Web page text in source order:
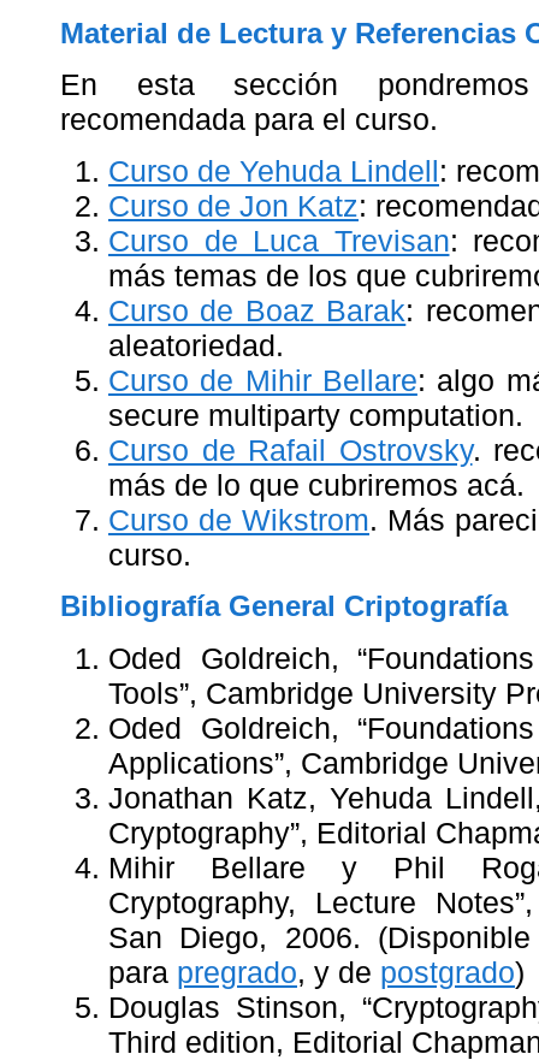
Material de Lectura y Referencias
En esta sección
recomendada para el curso.
Curso de Yehuda Lindell:
Curso de Jon Katz:
Curso de Luca Trevisan:
más temas de los que
Curso de Boaz Barak:
aleatoriedad.
Curso de Mihir Bellare: algo
secure multiparty computation.
Curso de Rafail Ostrovsky.
más de lo que cubriremos acá.
Curso de Wikstrom. Más
curso.
Bibliografía General Criptografía
Oded Goldreich,
Tools”, Cambridge University
Oded Goldreich,
Applications”, Cambridge
Jonathan Katz, Yehuda
Cryptography”, Editorial
Mihir Bellare y Phil
Cryptography, Lecture
San Diego, 2006.
para pregrado, y de postgrado)
Douglas Stinson,
Third edition, Editorial